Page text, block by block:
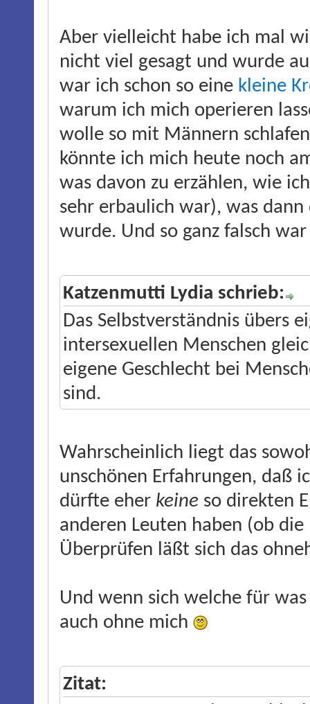
Aber vielleicht habe ich mal
nicht viel gesagt und wurde
war ich schon so eine kleine
warum ich mich operieren
wolle so mit Männern
könnte ich mich heute noch
was davon zu erzählen, wie
sehr erbaulich war), was
wurde. Und so ganz falsch
Katzenmutti Lydia schrieb:
Das Selbstverständnis übers
intersexuellen Menschen
eigene Geschlecht bei
sind.
Wahrscheinlich liegt das
unschönen Erfahrungen, daß
dürfte eher keine so direkten
anderen Leuten haben (ob die
Überprüfen läßt sich das
Und wenn sich welche für
auch ohne mich
Zitat: